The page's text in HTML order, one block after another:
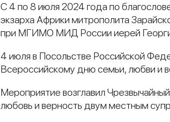
С 4 по 8 июля 2024 года по
экзарха Африки митрополита
при МГИМО МИД России иерей
4 июля в Посольстве Российской
Всероссийскому дню семьи, любви и
Мероприятие возглавил
любовь и верность двум местным